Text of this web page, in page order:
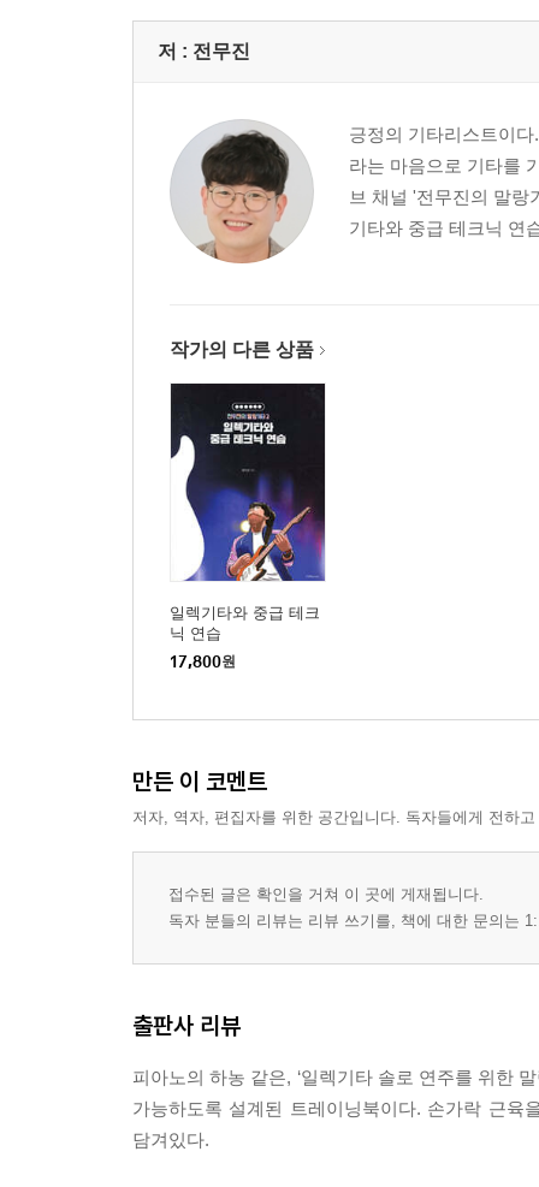
저 : 전무진
긍정의 기타리스트이
라는 마음으로 기타를
브 채널 '전무진의 말랑
기타와 중급 테크닉 연
작가의 다른 상품
일렉기타와 중급 테크
닉 연습
17,800원
만든 이 코멘트
저자, 역자, 편집자를 위한 공간입니다. 독자들에게 전하
접수된 글은 확인을 거쳐 이 곳에 게재됩니다.
독자 분들의 리뷰는 리뷰 쓰기를, 책에 대한 문의는
출판사 리뷰
피아노의 하농 같은, ‘일렉기타 솔로 연주를 위한
가능하도록 설계된 트레이닝북이다. 손가락 근
담겨있다.